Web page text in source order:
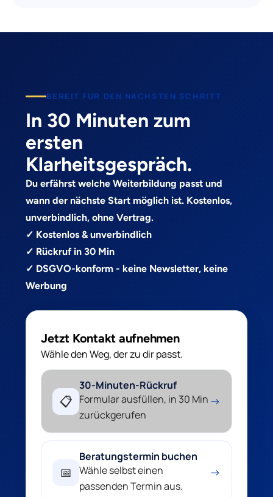
BEREIT FUR DEN NACHSTEN SCHRITT
In 30 Minuten zum
ersten
Klarheitsgespräch.
Du erfährst welche Weiterbildung passt und
wann der nächste Start möglich ist. Kostenlos,
unverbindlich, ohne Vertrag.
✓ Kostenlos & unverbindlich
✓ Rückruf in 30 Min
✓ DSGVO-konform - keine Newsletter, keine
Werbung
Jetzt Kontakt aufnehmen
Wähle den Weg, der zu dir passt.
📋
30-Minuten-Rückruf
Formular ausfüllen, in 30 Min
zurückgerufen
→
📅
Beratungstermin buchen
Wähle selbst einen
passenden Termin aus.
→